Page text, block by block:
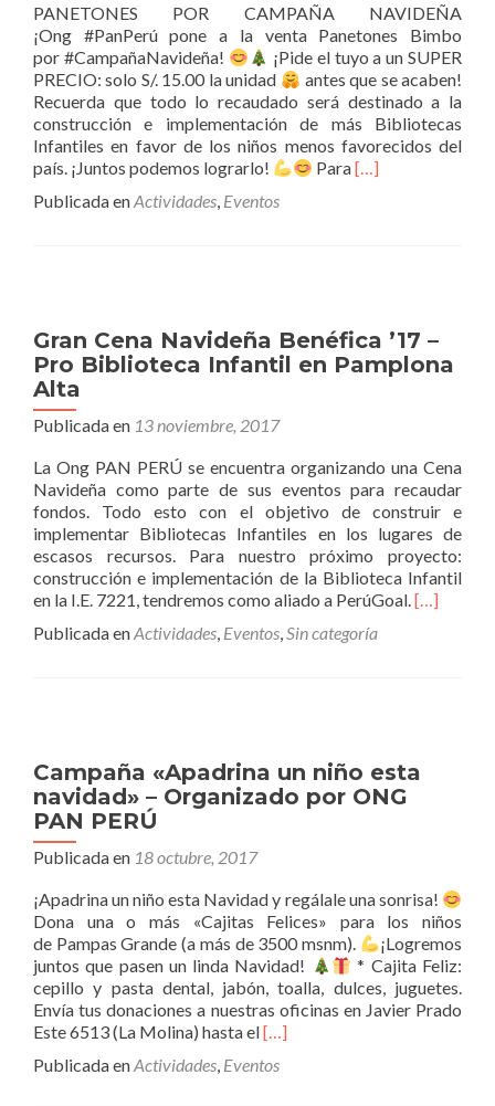
PANETONES POR CAMPAÑA NAVIDEÑA
¡Ong #PanPerú pone a la venta Panetones Bimbo
por #CampañaNavideña!
¡Pide el tuyo a un SUPER
PRECIO: solo S/. 15.00 la unidad
antes que se acaben!
Recuerda que todo lo recaudado será destinado a la
construcción e implementación de más Bibliotecas
Infantiles en favor de los niños menos favorecidos del
país. ¡Juntos podemos lograrlo!
ParaLeer
PERÚ
[…]
Publicada enActividades, Eventos
Gran Cena Navideña Benéfica ’17 –
Pro Biblioteca Infantil en Pamplona
Alta
Publicada en 13 noviembre, 2017
La Ong PAN PERÚ se encuentra organizando una Cena
Navideña como parte de sus eventos para recaudar
fondos. Todo esto con el objetivo de construir e
implementar Bibliotecas Infantiles en los lugares de
escasos recursos. Para nuestro próximo proyecto:
construcción e implementación de la Biblioteca Infantil
en la I.E. 7221, tendremos como aliado a PerúGoal.Leer
Biblioteca
[…]
Publicada enActividades, Eventos,Sin categoría
Campaña «Apadrina un niño esta
navidad» – Organizado por ONG
PAN PERÚ
Publicada en 18 octubre, 2017
¡Apadrina un niño esta Navidad y regálale una sonrisa!
Dona una o más «Cajitas Felices» para los niños
de Pampas Grande (a más de 3500 msnm).
¡Logremos
juntos que pasen un linda Navidad!
* Cajita Feliz:
cepillo y pasta dental, jabón, toalla, dulces, juguetes.
Envía tus donaciones a nuestras oficinas en Javier Prado
Este 6513 (La Molina) hasta elLeer
«Apadrina
[…]
Publicada enActividades, Eventos